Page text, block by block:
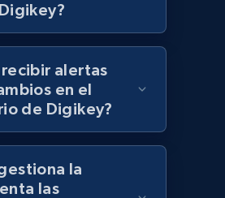
- Discover products by
URL
Reviews, Initial price, Final
and more.
recibir alertas
en el
de Digikey?
la
las